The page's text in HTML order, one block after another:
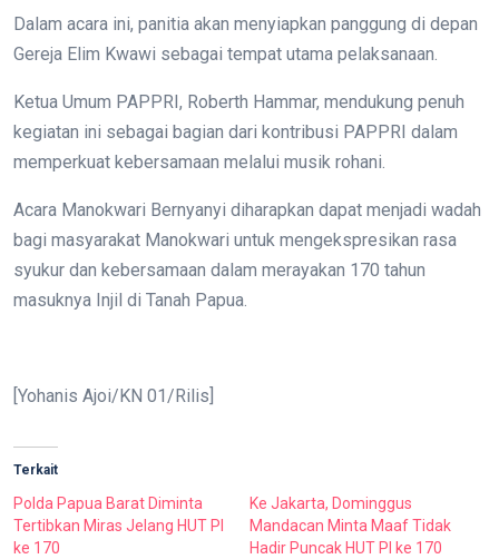
Dalam acara ini, panitia akan menyiapkan panggung di depan
Gereja Elim Kwawi sebagai tempat utama pelaksanaan.
Ketua Umum PAPPRI, Roberth Hammar, mendukung penuh
kegiatan ini sebagai bagian dari kontribusi PAPPRI dalam
memperkuat kebersamaan melalui musik rohani.
Acara Manokwari Bernyanyi diharapkan dapat menjadi wadah
bagi masyarakat Manokwari untuk mengekspresikan rasa
syukur dan kebersamaan dalam merayakan 170 tahun
masuknya Injil di Tanah Papua.
[Yohanis Ajoi/KN 01/Rilis]
Terkait
Polda Papua Barat Diminta
Tertibkan Miras Jelang HUT PI
ke 170
Ke Jakarta, Dominggus
Mandacan Minta Maaf Tidak
Hadir Puncak HUT PI ke 170